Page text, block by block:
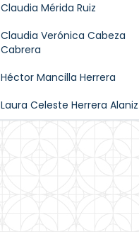
Claudia Mérida Ruiz
Claudia Verónica Cabeza
Cabrera
Héctor Mancilla Herrera
Laura Celeste Herrera Alaniz